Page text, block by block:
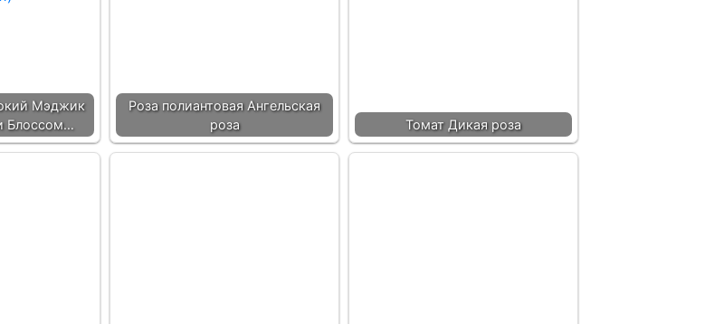
Мэджик
Блоссом…
Роза полиантовая Ангельская
роза
Томат Дикая роза